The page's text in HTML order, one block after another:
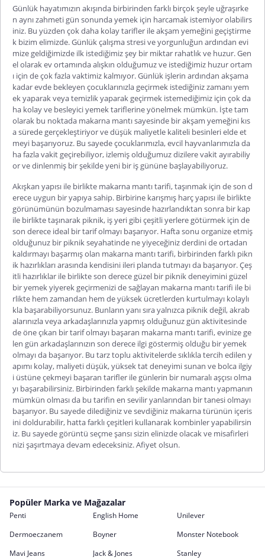
Günlük hayatımızın akışında birbirinden farklı birçok şeyle uğraşırke
n aynı zahmeti gün sonunda yemek için harcamak istemiyor olabilirs
iniz. Bu yüzden çok daha kolay tarifler ile akşam yemeğini geçiştirme
k bizim elimizde. Günlük çalışma stresi ve yorgunluğun ardından evi
mize geldiğimizde ilk istediğimiz şey bir miktar rahatlık ve huzur. Gen
el olarak ev ortamında alışkın olduğumuz ve istediğimiz huzur ortam
ı için de çok fazla vaktimiz kalmıyor. Günlük işlerin ardından akşama
kadar evde bekleyen çocuklarınızla geçirmek istediğiniz zamanı yem
ek yaparak veya temizlik yaparak geçirmek istemediğimiz için çok da
ha kolay ve besleyici yemek tariflerine yönelmek mümkün. İşte tam
olarak bu noktada makarna mantı sayesinde bir akşam yemeğini kıs
a sürede gerçekleştiriyor ve düşük maliyetle kaliteli besinleri elde et
meyi başarıyoruz. Bu sayede çocuklarımızla, evcil hayvanlarımızla da
ha fazla vakit geçirebiliyor, izlemiş olduğumuz dizilere vakit ayırabiliy
or ve dinlenmiş bir şekilde yeni bir iş gününe başlayabiliyoruz.
Akışkan yapısı ile birlikte makarna mantı tarifi, taşınmak için de son d
erece uygun bir yapıya sahip. Birbirine karışmış harç yapısı ile birlikte
görünümünün bozulmaması sayesinde hazırlandıktan sonra bir kap
ile birlikte taşınarak piknik, iş yeri gibi çeşitli yerlere götürmek için de
son derece ideal bir tarif olmayı başarıyor. Hafta sonu organize etmiş
olduğunuz bir piknik seyahatinde ne yiyeceğiniz derdini de ortadan
kaldırmayı başarmış olan makarna mantı tarifi, birbirinden farklı pikn
ik hazırlıkları arasında kendisini ileri planda tutmayı da başarıyor. Çeş
itli hazırlıklar ile birlikte son derece güzel bir piknik deneyimini güzel
bir yemek yiyerek geçirmenizi de sağlayan makarna mantı tarifi ile bi
rlikte hem zamandan hem de yüksek ücretlerden kurtulmayı kolaylı
kla başarabiliyorsunuz. Bunların yanı sıra yalnızca piknik değil, akrab
alarınızla veya arkadaşlarınızla yapmış olduğunuz gün aktivitesinde
de öne çıkan bir tarif olmayı başaran makarna mantı tarifi, evinize ge
len gün arkadaşlarınızın son derece ilgi göstermiş olduğu bir yemek
olmayı da başarıyor. Bu tarz toplu aktivitelerde sıklıkla tercih edilen y
apımı kolay, maliyeti düşük, yüksek tat deneyimi sunan ve bolca ilgiy
i üstüne çekmeyi başaran tarifler ile günlerin bir numaralı aşçısı olma
yı başarabilirsiniz. Birbirinden farklı şekilde makarna mantı yapmanın
mümkün olması da bu tarifin en sevilir yanlarından bir tanesi olmayı
başarıyor. Bu sayede dilediğiniz ve sevdiğiniz makarna türünün içeris
ini doldurabilir, hatta farklı çeşitleri kullanarak kombinler yapabilirsin
iz. Bu sayede görüntü seçme şansı sizin elinizde olacak ve misafirleri
nizi şaşırtmaya devam edeceksiniz. Afiyet olsun.
Popüler Marka ve Mağazalar
Penti English Home
Unilever
Dermoeczanem
Boyner
Monster Notebook
Mavi Jeans
Jack & Jones
Stanley